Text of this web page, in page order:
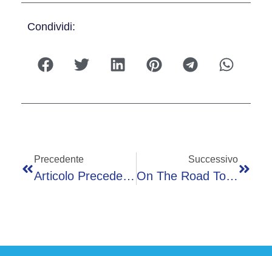
Condividi:
Precedente
Articolo Precedente
Successivo
On The Road Torna In Bergamasca: 40 Comuni E Oltre 130 Giovani In Strada Con Soccorritori E Forze Dell’Ordine